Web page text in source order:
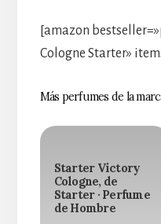
[amazon
Cologne Starter»
Más perfumes de la
Starter Victory
Cologne, de
Starter · Perfume
de Hombre